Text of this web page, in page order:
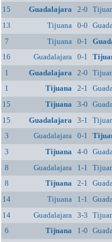
15
Guadalajara 2-0
13
Tijuana 0-0
7
Tijuana 0-1
16
Guadalajara 0-1
1
Guadalajara 2-0
1
Tijuana 2-1
15
Tijuana 3-0
15
Guadalajara 3-1
3
Guadalajara 0-1
3
Tijuana 4-0
8
Guadalajara 1-1
8
Tijuana 2-1
14
Tijuana 1-1
14
Guadalajara 3-3
6
Tijuana 1-0